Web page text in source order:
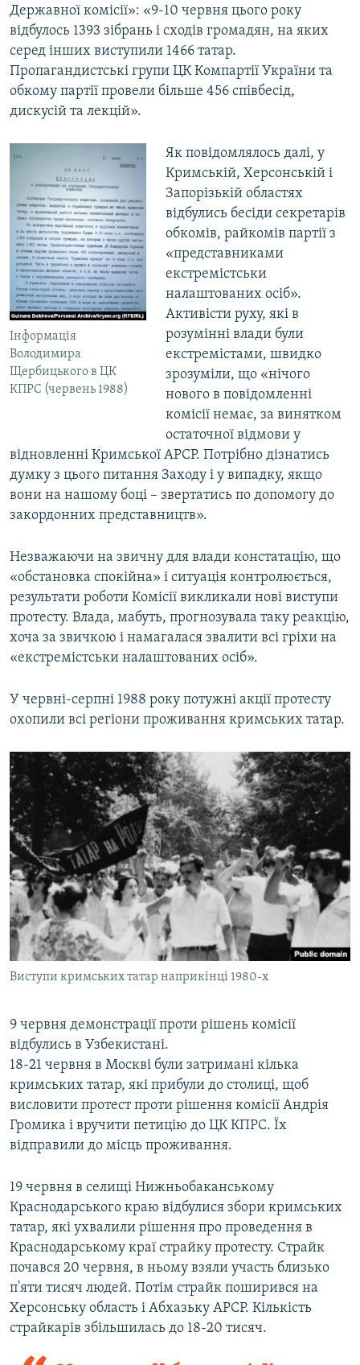
Державної комісії»: «9-10 червня цього року
відбулось 1393 зібрань і сходів громадян, на яких
серед інших виступили 1466 татар.
Пропагандистські групи ЦК Компартії України та
обкому партії провели більше 456 співбесід,
дискусій та лекцій».
Інформація
Володимира
Щербицького в ЦК
КПРС (червень 1988)
Як повідомлялось далі, у
Кримській, Херсонській і
Запорізькій областях
відбулись бесіди секретарів
обкомів, райкомів партії з
«представниками
екстремістськи
налаштованих осіб».
Активісти руху, які в
розумінні влади були
екстремістами, швидко
зрозуміли, що «нічого
нового в повідомленні
комісії немає, за винятком
остаточної відмови у
відновленні Кримської АРСР. Потрібно дізнатись
думку з цього питання Заходу і у випадку, якщо
вони на нашому боці – звертатись по допомогу до
закордонних представництв».
Незважаючи на звичну для влади констатацію, що
«обстановка спокійна» і ситуація контролюється,
результати роботи Комісії викликали нові виступи
протесту. Влада, мабуть, прогнозувала таку реакцію,
хоча за звичкою і намагалася звалити всі гріхи на
«екстремістськи налаштованих осіб».
У червні-серпні 1988 року потужні акції протесту
охопили всі регіони проживання кримських татар.
Виступи кримських татар наприкінці 1980-х
9 червня демонстрації проти рішень комісії
відбулись в Узбекистані.
18-21 червня в Москві були затримані кілька
кримських татар, які прибули до столиці, щоб
висловити протест проти рішення комісії Андрія
Громика і вручити петицію до ЦК КПРС. Їх
відправили до місць проживання.
19 червня в селищі Нижньобаканському
Краснодарського краю відбулися збори кримських
татар, які ухвалили рішення про проведення в
Краснодарському краї страйку протесту. Страйк
почався 20 червня, в ньому взяли участь близько
п'яти тисяч людей. Потім страйк поширився на
Херсонську область і Абхазьку АРСР. Кількість
страйкарів збільшилась до 18-20 тисяч.